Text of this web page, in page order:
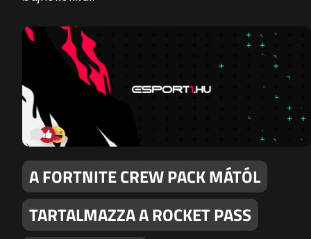
A FORTNITE CREW PACK MÁTÓL
TARTALMAZZA A ROCKET PASS